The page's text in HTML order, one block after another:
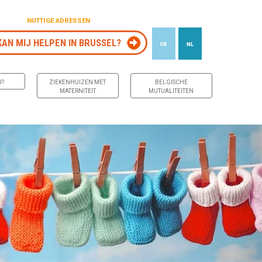
NUTTIGE ADRESSEN
MIJ HELPEN IN BRUSSEL? FR NL
ZIEKENHUIZEN MET
MATERNITEIT
BELGISCHE
MUTUALITEITEN